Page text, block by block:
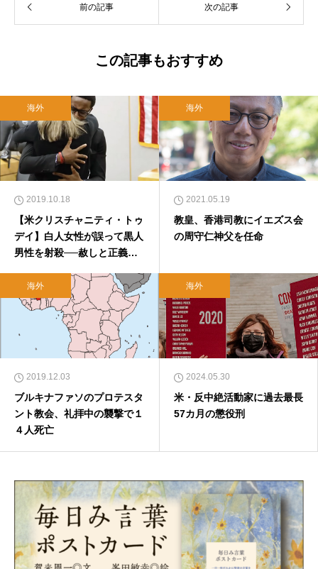
前の記事 次の記事
この記事もおすすめ
海外
2019.10.18
【米クリスチャニティ・トゥ
デイ】白人女性が誤って黒人
男性を射殺──赦しと正義を
海外
2021.05.19
教皇、香港司教にイエズス会
の周守仁神父を任命
海外
2019.12.03
ブルキナファソのプロテスタ
ント教会、礼拝中の襲撃で１
４人死亡
海外
2024.05.30
米・反中絶活動家に過去最長
57カ月の懲役刑